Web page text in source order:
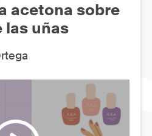
acetona sobre
las uñas